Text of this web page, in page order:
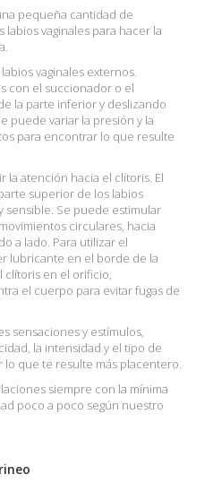
pequeña cantidad de
vaginales para hacer la
vaginales externos.
con el succionador o el
la parte inferior y deslizando
puede variar la presión y la
para encontrar lo que resulte
la atención hacia el clítoris. El
superior de los labios
sensible. Se puede estimular
circulares, hacia
a lado. Para utilizar el
lubricante en el borde de la
clítoris en el orificio,
el cuerpo para evitar fugas de
sensaciones y estímulos,
la intensidad y el tipo de
que te resulte más placentero.
siempre con la mínima
poco a poco según nuestro